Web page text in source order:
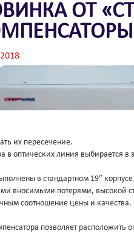
ОТ
их пересечение.
в оптических линия выбирается в
в стандартном 19”
вносимыми потерями, высокой
соотношение цены и качества.
позволяет